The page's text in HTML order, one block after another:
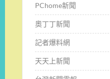
PChome新聞
奧丁丁新聞
記者爆料網
天天上新聞